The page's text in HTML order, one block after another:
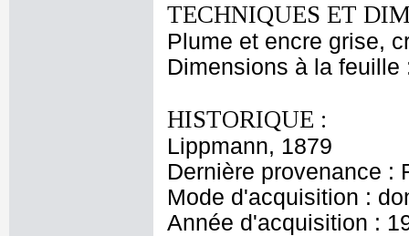
TECHNIQUES ET
Plume et encre grise,
Dimensions à la
HISTORIQUE :
Lippmann, 1879
Dernière provenance :
Mode d'acquisition :
Année d'acquisition :